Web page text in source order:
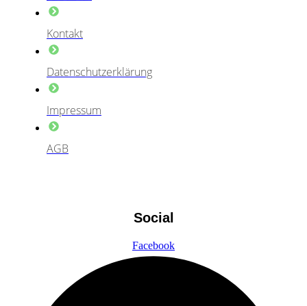
Kontakt
Datenschutzerklärung
Impressum
AGB
Social
Facebook